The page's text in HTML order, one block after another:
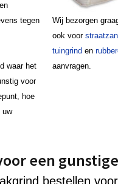
tegen
waar het
voor
hoe
uw
Wij bezorgen
ook voor
tuingrind en
aanvragen.
een
bestellen